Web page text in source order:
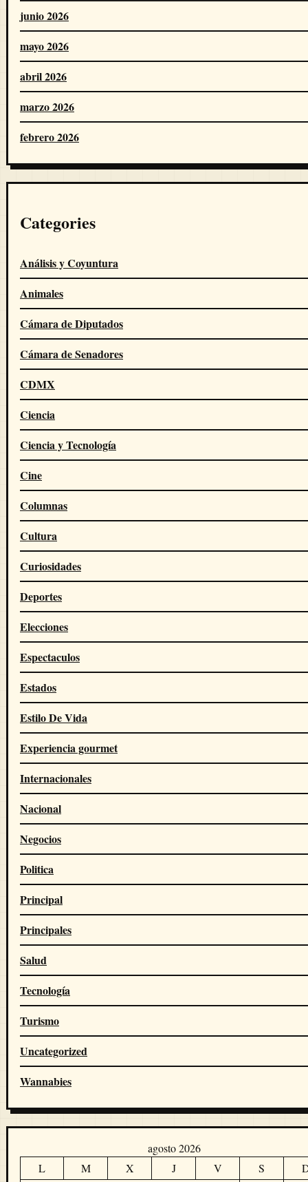
junio 2026
mayo 2026
abril 2026
marzo 2026
febrero 2026
Categories
Análisis y Coyuntura
Animales
Cámara de Diputados
Cámara de Senadores
CDMX
Ciencia
Ciencia y Tecnología
Cine
Columnas
Cultura
Curiosidades
Deportes
Elecciones
Espectaculos
Estados
Estilo De Vida
Experiencia gourmet
Internacionales
Nacional
Negocios
Politica
Principal
Principales
Salud
Tecnología
Turismo
Uncategorized
Wannabies
agosto 2026
L
M X J V S